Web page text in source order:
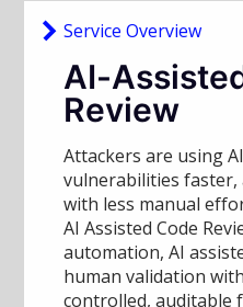
Service Overview
AI-
Review
Attackers are using
vulnerabilities faster,
with less manual
AI Assisted Code
automation, AI
human validation
controlled, auditable